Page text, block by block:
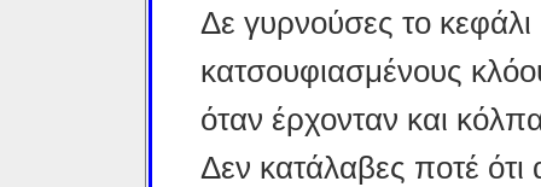
Δε γυρνούσες το κεφάλι
κατσουφιασμένους
όταν έρχονταν και
Δεν κατάλαβες ποτέ ότι